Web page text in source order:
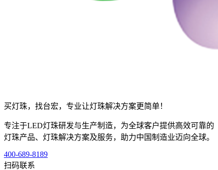
买灯珠，找台宏，专业让灯珠解决方案更简单！
专注于LED灯珠研发与生产制造，为全球客户提供高效可靠的
灯珠产品、灯珠解决方案及服务，助力中国制造业迈向全球。
400-689-8189
扫码联系